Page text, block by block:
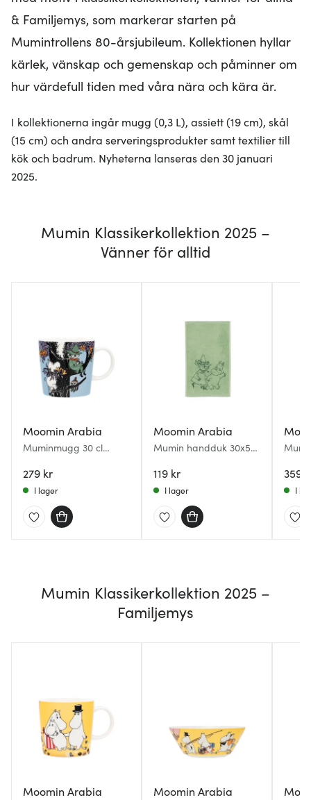
& Familjemys, som markerar starten på
Mumintrollens 80-årsjubileum. Kollektionen hyllar
kärlek, vänskap och gemenskap och påminner om
hur värdefull tiden med våra nära och kära är.
I kollektionerna ingår mugg (0,3 L), assiett (19 cm), skål
(15 cm) och andra serveringsprodukter samt textilier till
kök och badrum. Nyheterna lanseras den 30 januari
2025.
Mumin Klassikerkollektion 2025 –
Vänner för alltid
Moomin Arabia
Muminmugg 30 cl
279 kr
I lager
Moomin Arabia
Mumin handduk 30x50
119 kr
I lager
alltid
359
I
Mumin Klassikerkollektion 2025 –
Familjemys
Moomin Arabia Moomin Arabia